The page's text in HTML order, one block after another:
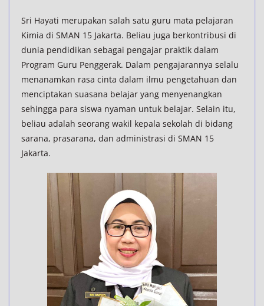
Sri Hayati merupakan salah satu guru mata pelajaran
Kimia di SMAN 15 Jakarta. Beliau juga berkontribusi di
dunia pendidikan sebagai pengajar praktik dalam
Program Guru Penggerak. Dalam pengajarannya selalu
menanamkan rasa cinta dalam ilmu pengetahuan dan
menciptakan suasana belajar yang menyenangkan
sehingga para siswa nyaman untuk belajar. Selain itu,
beliau adalah seorang wakil kepala sekolah di bidang
sarana, prasarana, dan administrasi di SMAN 15
Jakarta.